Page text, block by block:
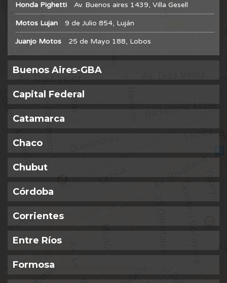
Honda Pighetti Av. Buenos aires 1439, Villa Gesell
Motos Lujan 9 de Julio 854, Luján
Juanjo Motos 25 de Mayo 188, Lobos
Buenos Aires-GBA
Capital Federal
Catamarca
Chaco
Chubut
Córdoba
Corrientes
Entre Ríos
Formosa